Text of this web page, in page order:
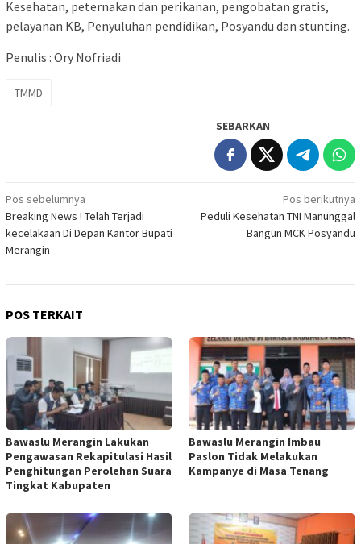
Kesehatan, peternakan dan perikanan, pengobatan gratis,
pelayanan KB, Penyuluhan pendidikan, Posyandu dan stunting.
Penulis : Ory Nofriadi
TMMD
SEBARKAN
Navigasi
pos
Pos sebelumnya
Breaking News ! Telah Terjadi
kecelakaan Di Depan Kantor Bupati
Merangin
Pos berikutnya
Peduli Kesehatan TNI Manunggal
Bangun MCK Posyandu
POS TERKAIT
Bawaslu Merangin Lakukan
Pengawasan Rekapitulasi Hasil
Penghitungan Perolehan Suara
Tingkat Kabupaten
Bawaslu Merangin Imbau
Paslon Tidak Melakukan
Kampanye di Masa Tenang